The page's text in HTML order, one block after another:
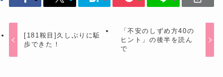
[181鞍目]久しぶりに駈
歩できた！
「不安のしずめ方40の
ヒント」の後半を読ん
で